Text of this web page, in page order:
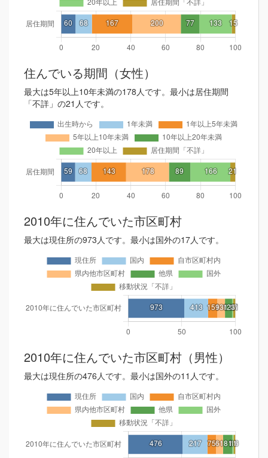
住んでいる期間（女性）
最大は5年以上10年未満の178人です。最小は居住期間
「不詳」の21人です。
2010年に住んでいた市区町村
最大は現住所の973人です。最小は国外の17人です。
2010年に住んでいた市区町村（男性）
最大は現住所の476人です。最小は国外の11人です。